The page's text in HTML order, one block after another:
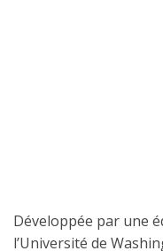
Développée par une
l’Université de